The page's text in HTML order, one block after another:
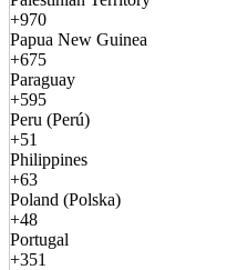
+970
Papua New Guinea
+675
Paraguay
+595
Peru (Perú)
+51
Philippines
+63
Poland (Polska)
+48
Portugal
+351